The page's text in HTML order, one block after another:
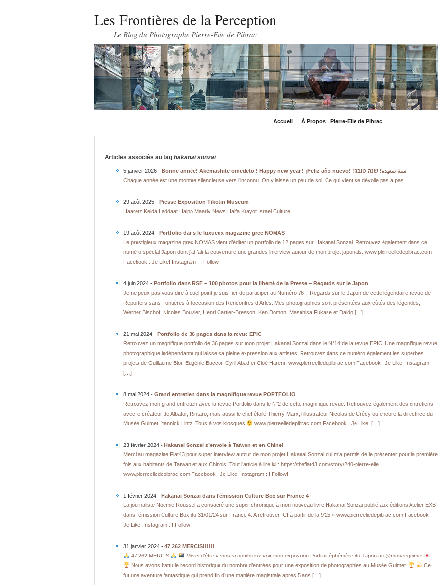
Les Frontières de la Perception
Le Blog du Photographe Pierre-Elie de Pibrac
Accueil À Propos : Pierre-Elie de Pibrac
Articles associés au tag hakanai sonzai
5 janvier 2026 -
Bonne année! Akemashite omedetō ! Happy new year ! ¡Feliz año nuevo! !سنة سعيدة! שנה טובה
Chaque année est une montée silencieuse vers l’inconnu. On y laisse un peu de soi. Ce qui vient se dévoile pas à pas.
29 août 2025 - Presse Exposition Tikotin Museum
Haaretz Keida Laddaat Haipo Maariv News Haifa Krayot Israel Culture
19 août 2024 - Portfolio dans le luxueux magazine grec NOMAS
Le prestigieux magazine grec NOMAS vient d’éditer un portfolio de 12 pages sur Hakanai Sonzai. Retrouvez également dans ce
numéro spécial Japon dont j’ai fait la couverture une grandes interview autour de mon projet japonais. www.pierreeliedepibrac.com
Facebook : Je Like! Instagram : I Follow!
4 juin 2024 - Portfolio dans RSF – 100 photos pour la liberté de la Presse – Regards sur le Japon
Je ne peux pas vous dire à quel point je suis fier de participer au Numéro 76 – Regards sur le Japon de cette légendaire revue de
Reporters sans frontières à l’occasion des Rencontres d’Arles. Mes photographies sont présentées aux côtés des légendes,
Werner Bischof, Nicolas Bouvier, Henri Cartier-Bresson, Ken Domon, Masahisa Fukase et Daido […]
21 mai 2024 - Portfolio de 36 pages dans la revue EPIC
Retrouvez un magnifique portfolio de 36 pages sur mon projet Hakanai Sonzai dans le N°14 de la revue EPIC. Une magnifique revue
photographique indépendante qui laisse sa pleine expression aux artistes. Retrouvez dans ce numéro également les superbes
projets de Guillaume Blot, Eugénie Baccot, Cyril Abad et Cloé Harent. www.pierreeliedepibrac.com Facebook : Je Like! Instagram
[…]
8 mai 2024 - Grand entretien dans la magnifique revue PORTFOLIO
Retrouvez mon grand entretien avec la revue Portfolio dans le N°2 de cette magnifique revue. Retrouvez également des entretiens
avec le créateur de Albator, Rintarō, mais aussi le chef étoilé Thierry Marx, l’illustrateur Nicolas de Crécy ou encore la directrice du
Musée Guimet, Yannick Lintz. Tous à vos kiosques
www.pierreeliedepibrac.com Facebook : Je Like! […]
23 février 2024 - Hakanai Sonzai s’envole à Taïwan et en Chine!
Merci au magazine Flat43 pour super interview autour de mon projet Hakanai Sonzai qui m’a permis de le présenter pour la première
fois aux habitants de Taïwan et aux Chinois! Tout l’article à lire ici : https://theflat43.com/story/240-pierre-elie
www.pierreeliedepibrac.com Facebook : Je Like! Instagram : I Follow!
1 février 2024 - Hakanai Sonzai dans l’émission Culture Box sur France 4
La journaliste Noëmie Roussel a consacré une super chronique à mon nouveau livre Hakanai Sonzai publié aux éditions Atelier EXB
dans l’émission Culture Box du 31/01/24 sur France 4. A retrouver ICI à partir de la 9’25 » www.pierreeliedepibrac.com Facebook :
Je Like! Instagram : I Follow!
31 janvier 2024 - 47 262 MERCIS!!!!!!
47 262 MERCIS
Merci d’être venus si nombreux voir mon exposition Portrait éphémère du Japon au @museeguimet
Nous avons battu le record historique du nombre d’entrées pour une exposition de photographies au Musée Guimet.
Ce
fut une aventure fantastique qui prend fin d’une manière magistrale après 5 ans […]